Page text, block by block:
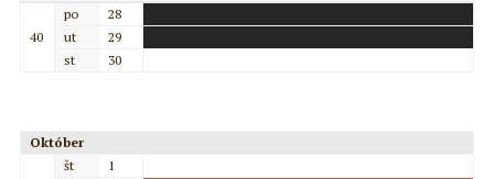
40
po
28
ut
29
st
30
Október
št
1